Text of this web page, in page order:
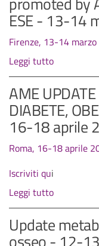
ESE - 13-14
Firenze, 13-14
Leggi tutto
AME
DIABETE,
16-18 aprile
Roma, 16-18 aprile
Iscriviti qui
Leggi tutto
Update